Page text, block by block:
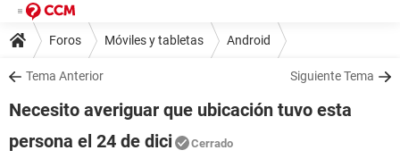
Foros Móviles y tabletas Android
Tema Anterior Siguiente Tema
Necesito averiguar que ubicación tuvo esta
persona el 24 de dici
Cerrado